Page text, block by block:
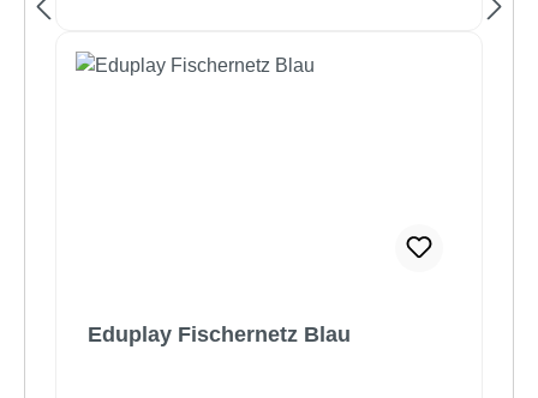
Eduplay Fischernetz Blau